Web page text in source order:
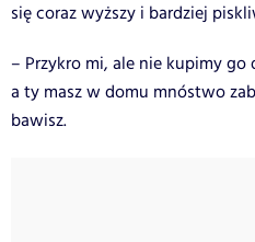
się coraz wyższy i bardziej
– Przykro mi, ale nie kupimy go
a ty masz w domu mnóstwo
bawisz.